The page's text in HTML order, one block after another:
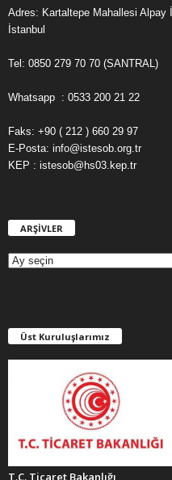
Adres: Kartaltepe Mahallesi
İstanbul
Tel: 0850 279 70 70 (SANTRAL)
Whatsapp : 0533 200 21 22
Faks: +90 ( 212 ) 660 29 97
E-Posta: info@istesob.org.tr
KEP : istesob@hs03.kep.tr
ARŞİVLER
E
R
Üst Kuruluşlarımız
T.C. Ticaret Bakanlığı